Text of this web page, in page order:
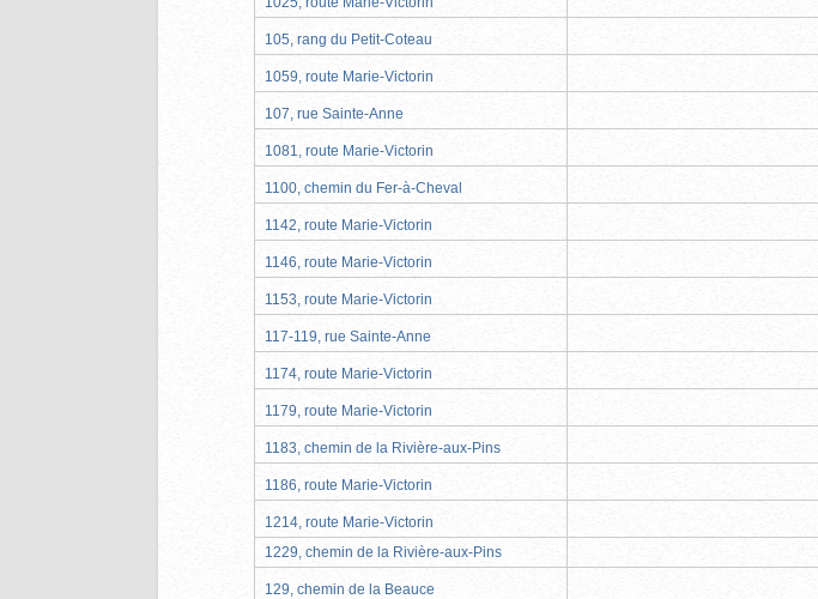
105, rang du Petit-Coteau
1059, route Marie-Victorin
107, rue Sainte-Anne
1081, route Marie-Victorin
1100, chemin du Fer-à-Cheval
1142, route Marie-Victorin
1146, route Marie-Victorin
1153, route Marie-Victorin
117-119, rue Sainte-Anne
1174, route Marie-Victorin
1179, route Marie-Victorin
1183, chemin de la Rivière-aux-Pins
1186, route Marie-Victorin
1214, route Marie-Victorin
1229, chemin de la Rivière-aux-Pins
129, chemin de la Beauce